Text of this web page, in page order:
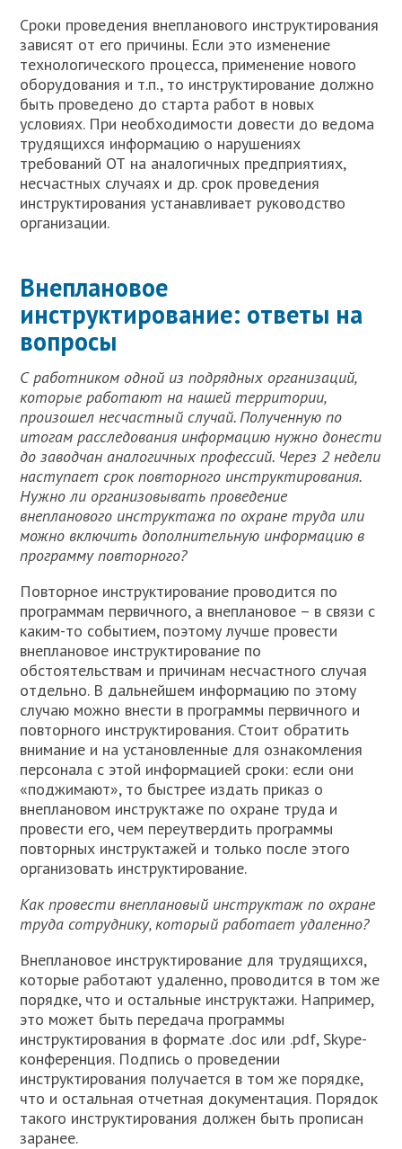
Сроки проведения внепланового инструктирования
зависят от его причины. Если это изменение
технологического процесса, применение нового
оборудования и т.п., то инструктирование должно
быть проведено до старта работ в новых
условиях. При необходимости довести до ведома
трудящихся информацию о нарушениях
требований ОТ на аналогичных предприятиях,
несчастных случаях и др. срок проведения
инструктирования устанавливает руководство
организации.
Внеплановое
инструктирование: ответы на
вопросы
С работником одной из подрядных организаций,
которые работают на нашей территории,
произошел несчастный случай. Полученную по
итогам расследования информацию нужно донести
до заводчан аналогичных профессий. Через 2 недели
наступает срок повторного инструктирования.
Нужно ли организовывать проведение
внепланового инструктажа по охране труда или
можно включить дополнительную информацию в
программу повторного?
Повторное инструктирование проводится по
программам первичного, а внеплановое – в связи с
каким-то событием, поэтому лучше провести
внеплановое инструктирование по
обстоятельствам и причинам несчастного случая
отдельно. В дальнейшем информацию по этому
случаю можно внести в программы первичного и
повторного инструктирования. Стоит обратить
внимание и на установленные для ознакомления
персонала с этой информацией сроки: если они
«поджимают», то быстрее издать приказ о
внеплановом инструктаже по охране труда и
провести его, чем переутвердить программы
повторных инструктажей и только после этого
организовать инструктирование.
Как провести внеплановый инструктаж по охране
труда сотруднику, который работает удаленно?
Внеплановое инструктирование для трудящихся,
которые работают удаленно, проводится в том же
порядке, что и остальные инструктажи. Например,
это может быть передача программы
инструктирования в формате .doc или .pdf, Skype-
конференция. Подпись о проведении
инструктирования получается в том же порядке,
что и остальная отчетная документация. Порядок
такого инструктирования должен быть прописан
заранее.